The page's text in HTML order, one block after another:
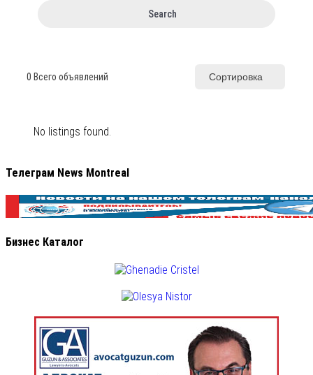
Search
0 Всего объявлений Сортировка
No listings found.
Телеграм News Montreal
Бизнес Каталог